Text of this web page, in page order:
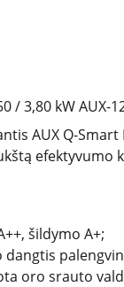
/ 3,80 kW AUX-
AUX Q-Smart
efektyvumo
šildymo A+;
oro srauto